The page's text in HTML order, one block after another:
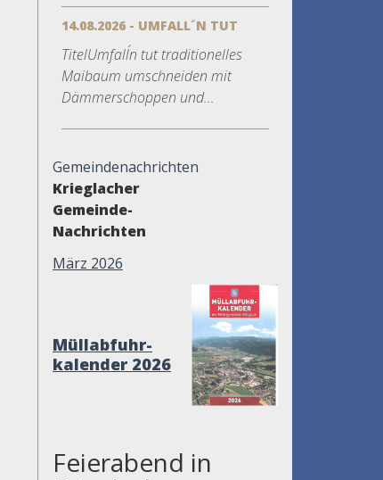
14.08.2026 - UMFALL´N TUT
TitelUmfall´n tut traditionelles
Maibaum umschneiden mit
Dämmerschoppen und...
Gemeindenachrichten
Krieglacher
Gemeinde-
Nachrichten
März 2026